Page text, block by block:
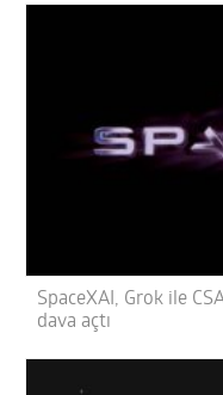
SpaceXAI, Grok ile
dava açtı